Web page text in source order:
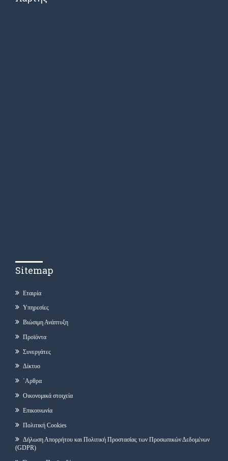
Sitemap
Εταιρία
Υπηρεσίες
Βιώσιμη Ανάπτυξη
Προϊόντα
Συνεργάτες
Δίκτυο
΄Αρθρα
Οικονομικά στοιχεία
Επικοινωνία
Πολιτική Cookies
Δήλωση Απορρήτου και Πολιτική Προστασίας των Προσωπικών Δεδομένων
(GDPR)